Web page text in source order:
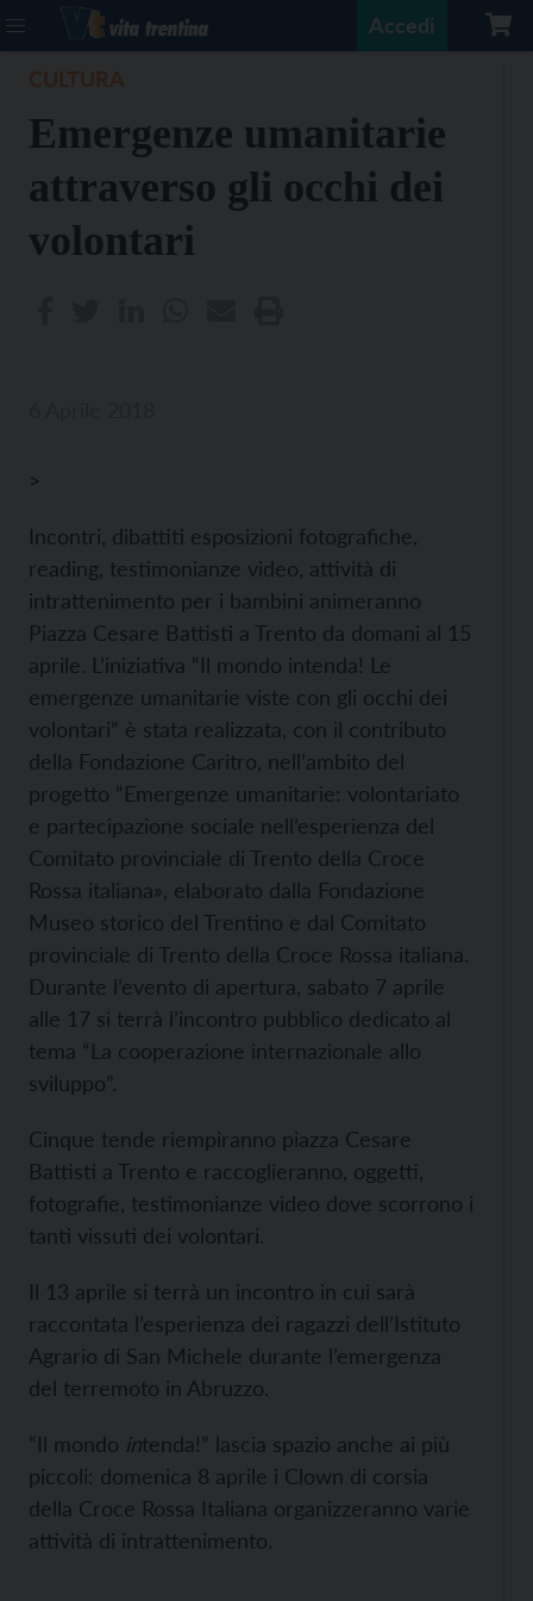
Accedi
Emergenze umanitarie
attraverso gli occhi dei
volontari
>
Incontri, dibattiti esposizioni fotografiche,
reading, testimonianze video, attività di
intrattenimento per i bambini animeranno
Piazza Cesare Battisti a Trento da domani al 15
aprile. L’iniziativa “Il mondo intenda! Le
emergenze umanitarie viste con gli occhi dei
volontari” è stata realizzata, con il contributo
della Fondazione Caritro, nell’ambito del
progetto “Emergenze umanitarie: volontariato
e partecipazione sociale nell’esperienza del
Comitato provinciale di Trento della Croce
Rossa italiana», elaborato dalla Fondazione
Museo storico del Trentino e dal Comitato
provinciale di Trento della Croce Rossa italiana.
Durante l’evento di apertura, sabato 7 aprile
alle 17 si terrà l’incontro pubblico dedicato al
tema “La cooperazione internazionale allo
sviluppo”.
Cinque tende riempiranno piazza Cesare
Battisti a Trento e raccoglieranno, oggetti,
fotografie, testimonianze video dove scorrono i
tanti vissuti dei volontari.
Il 13 aprile si terrà un incontro in cui sarà
raccontata l’esperienza dei ragazzi dell’Istituto
Agrario di San Michele durante l’emergenza
del terremoto in Abruzzo.
“Il mondo intenda!” lascia spazio anche ai più
piccoli: domenica 8 aprile i Clown di corsia
della Croce Rossa Italiana organizzeranno varie
attività di intrattenimento.